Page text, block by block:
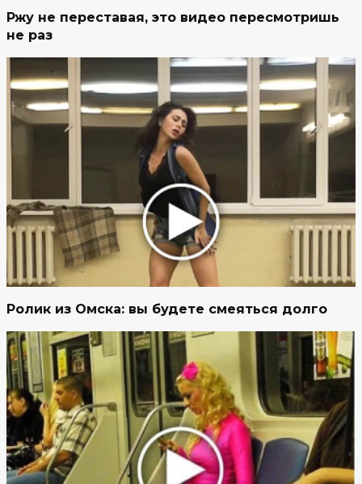
Ржу не переставая, это видео пересмотришь
не раз
Ролик из Омска: вы будете смеяться долго